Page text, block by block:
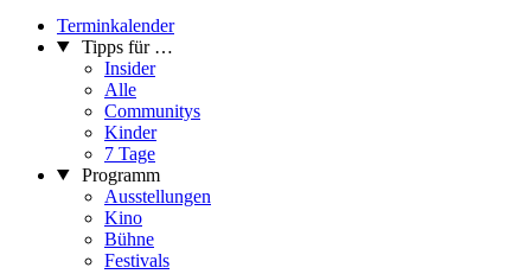
Terminkalender
Tipps für …
Insider
Alle
Communitys
Kinder
7 Tage
Programm
Ausstellungen
Kino
Bühne
Festivals